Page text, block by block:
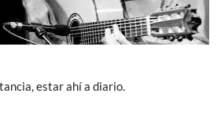
estar ahí a diario.